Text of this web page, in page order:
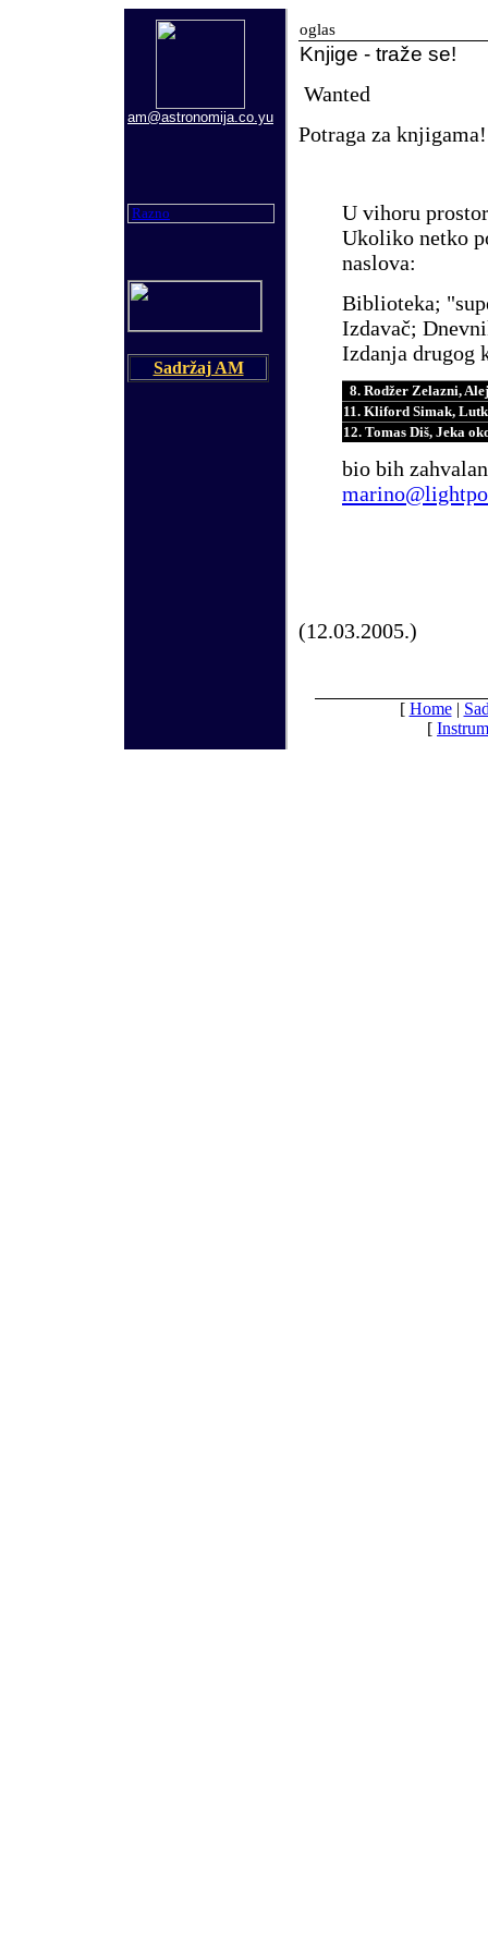
am@astronomija.co.yu
Razno
Sadržaj AM
oglas
Knjige - traže se!
Wanted
Potraga za knjigama!
U vihoru
Ukoliko netko
naslova:
Biblioteka;
Izdavač;
Izdanja drugog
8. Rodžer Zelazni,
11. Kliford Simak,
12. Tomas Diš, Jeka
bio bih
(12.03.2005.)
[ Home|
[